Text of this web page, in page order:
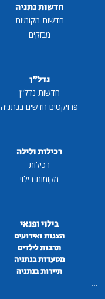
חדשות נתניה
חדשות מקומיות
מבזקים
נדל"ן
חדשות נדל"ן
פרויקטים חדשים בנתניה
רכילות ולילה
רכילות
מקומות בילוי
בילוי ופנאי
הצגות ואירועים
תרבות לילדים
מסעדות בנתניה
תיירות בנתניה
...